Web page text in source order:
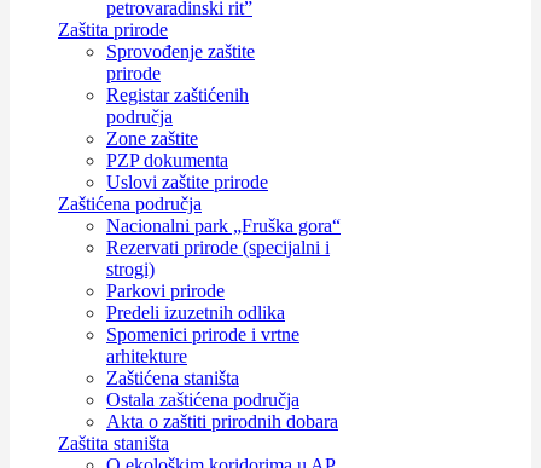
petrovaradinski rit”
Zaštita prirode
Sprovođenje zaštite
prirode
Registar zaštićenih
područja
Zone zaštite
PZP dokumenta
Uslovi zaštite prirode
Zaštićena područja
Nacionalni park „Fruška gora“
Rezervati prirode (specijalni i
strogi)
Parkovi prirode
Predeli izuzetnih odlika
Spomenici prirode i vrtne
arhitekture
Zaštićena staništa
Ostala zaštićena područja
Akta o zaštiti prirodnih dobara
Zaštita staništa